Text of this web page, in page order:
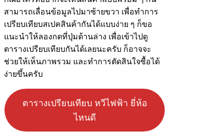
สามารถเลื่อนข้อมูลไปมาซ้ายขวา เพื่อทำการ
เปรียบเทียบสเปคสินค้ากันได้แบบง่าย ๆ ก็ขอ
แนะนำให้ลองกดที่ปุ่มด้านล่าง เพื่อเข้าไปดู
ตารางเปรียบเทียบกันได้เลยนะครับ ก็อาจจะ
ช่วยให้เห็นภาพรวม และทำการตัดสินใจซื้อได้
ง่ายขึ้นครับ
ตารางเปรียบเทียบ หวีไฟฟ้า ยี่ห้อ
ไหนดี